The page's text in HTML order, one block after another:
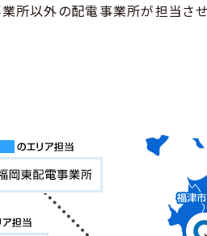
所以外の配電事業所が担当さ